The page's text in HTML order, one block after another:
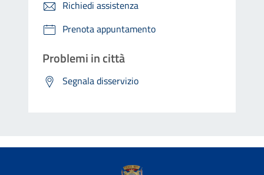
Richiedi assistenza
Prenota appuntamento
Problemi in città
Segnala disservizio